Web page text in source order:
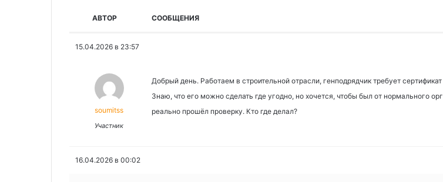
АВТОР СООБЩЕНИЯ
15.04.2026 в 23:57
soumitss
Участник
Добрый день. Работаем в строительной отрасли, генподрядчик требует
Знаю, что его можно сделать где угодно, но хочется, чтобы был от нормального
реально прошёл проверку. Кто где делал?
16.04.2026 в 00:02